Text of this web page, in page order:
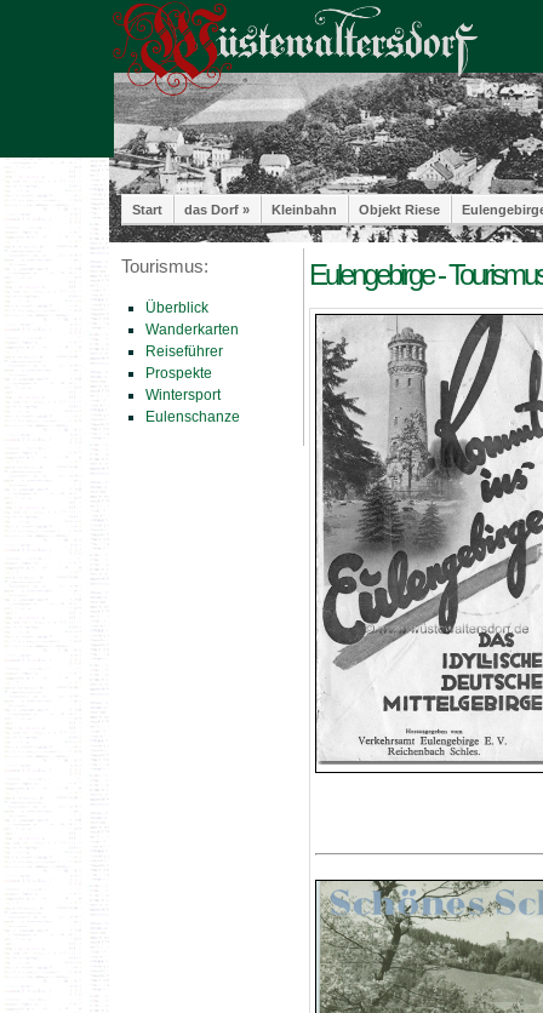
Start das Dorf » Kleinbahn Objekt Riese
Tourismus:
Überblick
Wanderkarten
Reiseführer
Prospekte
Wintersport
Eulenschanze
Eulengebirge -